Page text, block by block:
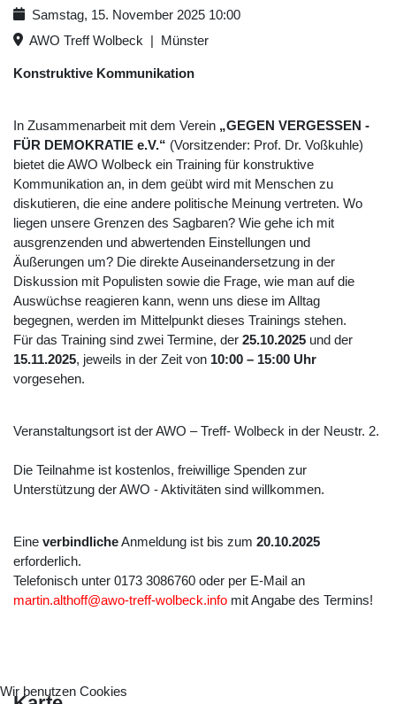
Samstag, 15. November 2025 10:00
AWO Treff Wolbeck | Münster
Konstruktive Kommunikation
In Zusammenarbeit mit dem Verein „GEGEN VERGESSEN -
FÜR DEMOKRATIE e.V.“ (Vorsitzender: Prof. Dr. Voßkuhle)
bietet die AWO Wolbeck ein Training für konstruktive
Kommunikation an, in dem geübt wird mit Menschen zu
diskutieren, die eine andere politische Meinung vertreten. Wo
liegen unsere Grenzen des Sagbaren? Wie gehe ich mit
ausgrenzenden und abwertenden Einstellungen und
Äußerungen um? Die direkte Auseinandersetzung in der
Diskussion mit Populisten sowie die Frage, wie man auf die
Auswüchse reagieren kann, wenn uns diese im Alltag
begegnen, werden im Mittelpunkt dieses Trainings stehen.
Für das Training sind zwei Termine, der 25.10.2025 und der
15.11.2025, jeweils in der Zeit von 10:00 – 15:00 Uhr
vorgesehen.
Veranstaltungsort ist der AWO – Treff- Wolbeck in der Neustr. 2.
Die Teilnahme ist kostenlos, freiwillige Spenden zur
Unterstützung der AWO - Aktivitäten sind willkommen.
Eine verbindlicheAnmeldung ist bis zum 20.10.2025
erforderlich.
Telefonisch unter 0173 3086760 oder per E-Mail an
martin.althoff@awo-treff-wolbeck.info mit Angabe des Termins!
Wir benutzen Cookies